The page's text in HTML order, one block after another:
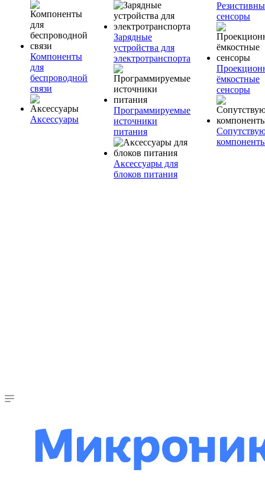
Компоненты
для
беспроводной
связи
Аксессуары
Зарядные
устройства для
электротранспорта
Программируемые
источники
питания
Аксессуары для
блоков питания
сенсоры
ёмкостные
сенсоры